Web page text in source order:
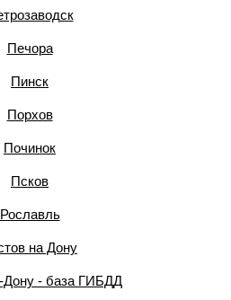
Печора
Пинск
Порхов
Починок
Псков
Рославль
на Дону
Дону - база ГИБДД